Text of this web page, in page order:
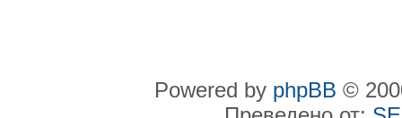
Powered by phpBB ©